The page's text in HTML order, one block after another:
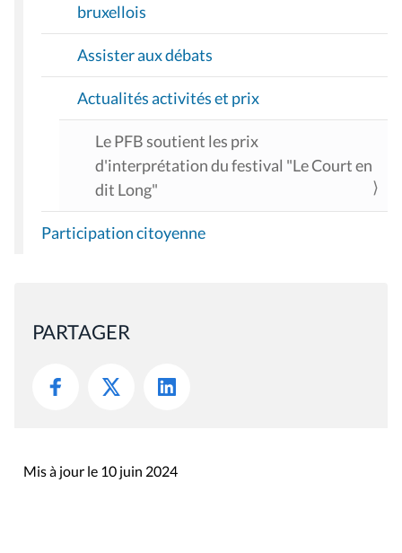
bruxellois
Assister aux débats
Actualités activités et prix
Le PFB soutient les prix
d'interprétation du festival "Le Court en
dit Long"
Participation citoyenne
PARTAGER
Mis à jour le 10 juin 2024